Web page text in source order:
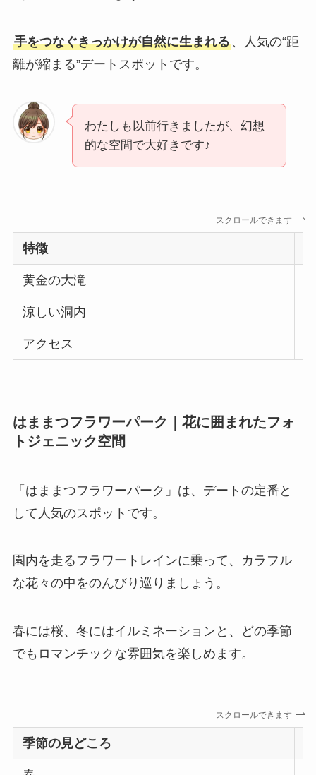
手をつなぐきっかけが自然に生まれる、人気の“距
離が縮まる”デートスポットです。
わたしも以前行きましたが、幻想
的な空間で大好きです♪
スクロールできます
特徴
黄金の大滝
涼しい洞内
アクセス
はままつフラワーパーク｜花に囲まれたフォ
トジェニック空間
「はままつフラワーパーク」は、デートの定番と
して人気のスポットです。
園内を走るフラワートレインに乗って、カラフル
な花々の中をのんびり巡りましょう。
春には桜、冬にはイルミネーションと、どの季節
でもロマンチックな雰囲気を楽しめます。
スクロールできます
季節の見どころ